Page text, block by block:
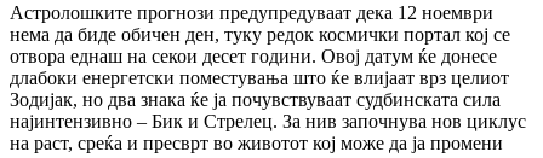
Астролошките прогнози предупредуваат дека 12 ноември
нема да биде обичен ден, туку редок космички портал кој се
отвора еднаш на секои десет години. Овој датум ќе донесе
длабоки енергетски поместувања што ќе влијаат врз целиот
Зодијак, но два знака ќе ја почувствуваат судбинската сила
најинтензивно – Бик и Стрелец. За нив започнува нов циклус
на раст, среќа и пресврт во животот кој може да ја промени